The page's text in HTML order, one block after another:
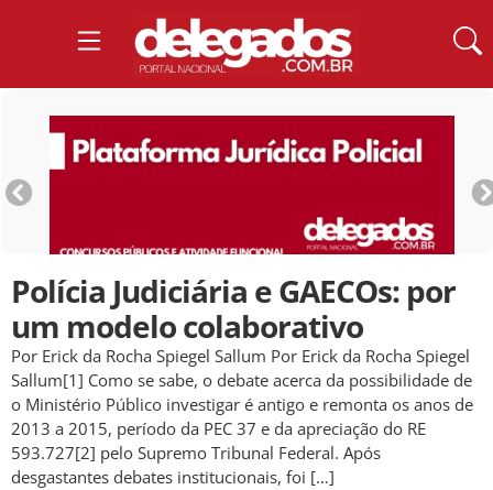
Polícia Judiciária e GAECOs: por
um modelo colaborativo
Por Erick da Rocha Spiegel Sallum Por Erick da Rocha Spiegel
Sallum[1] Como se sabe, o debate acerca da possibilidade de
o Ministério Público investigar é antigo e remonta os anos de
2013 a 2015, período da PEC 37 e da apreciação do RE
593.727[2] pelo Supremo Tribunal Federal. Após
desgastantes debates institucionais, foi […]